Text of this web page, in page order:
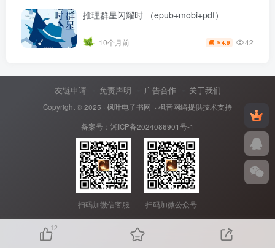
推理群星闪耀时 （epub+mobi+pdf）
10个月前 ￥4.9 42
友链申请 免责声明 广告合作 关于我们
Copyright © 2025 · 枫叶电子书网 · 枫音网络提供技术支持
备案号： 湘ICP备2024086901号-1
扫码加微信客服 扫码加微公众号
12